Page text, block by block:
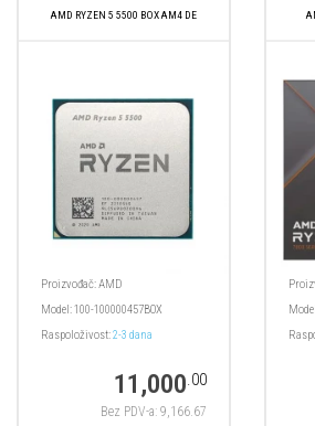
AMD RYZEN 5 5500 BOX AM4 DE
Proizvođač:AMD
Model:100-100000457BOX
Raspoloživost:2-3 dana
11,000.00
Bez PDV-a: 9,166.67